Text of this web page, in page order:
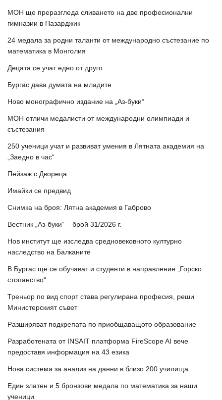
МОН ще преразгледа сливането на две професионални
гимназии в Пазарджик
24 медала за родни таланти от международно състезание по
математика в Монголия
Децата се учат едно от друго
Бургас дава думата на младите
Ново монографично издание на „Аз-буки“
МОН отличи медалисти от международни олимпиади и
състезания
250 ученици учат и развиват умения в Лятната академия на
„Заедно в час“
Пейзаж с Двореца
Имайки се предвид
Снимка на броя: Лятна академия в Габрово
Вестник „Аз-буки“ – брой 31/2026 г.
Нов институт ще изследва средновековното културно
наследство на Балканите
В Бургас ще се обучават и студенти в направление „Горско
стопанство“
Треньор по вид спорт става регулирана професия, реши
Министерският съвет
Разширяват подкрепата по приобщаващото образование
Разработената от INSAIT платформа FireScope AI вече
предоставя информация на 43 езика
Нова система за анализ на данни в близо 200 училища
Един златен и 5 бронзови медала по математика за наши
ученици